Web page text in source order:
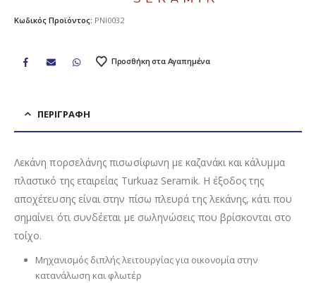
Κωδικός Προϊόντος: PNI0032
Προσθήκη στα Αγαπημένα
ΠΕΡΙΓΡΑΦΉ
Λεκάνη πορσελάνης πισωσίφωνη με καζανάκι και κάλυμμα
πλαστικό της εταιρείας Turkuaz Seramik. Η έξοδος της
αποχέτευσης είναι στην πίσω πλευρά της λεκάνης, κάτι που
σημαίνει ότι συνδέεται με σωληνώσεις που βρίσκονται στο
τοίχο.
Μηχανισμός διπλής λειτουργίας για οικονομία στην
κατανάλωση και φλωτέρ